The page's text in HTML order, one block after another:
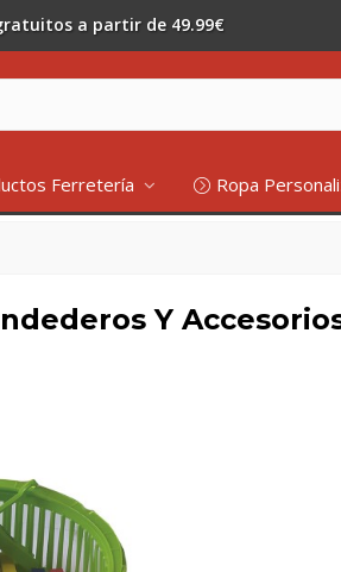
a partir de 49.99€
Ferretería Ropa
Y